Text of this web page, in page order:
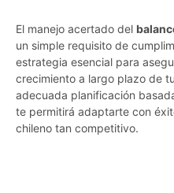
El manejo acertado del
un simple requisito de
estrategia esencial para
crecimiento a largo plazo de
adecuada planificación
te permitirá adaptarte con
chileno tan competitivo.